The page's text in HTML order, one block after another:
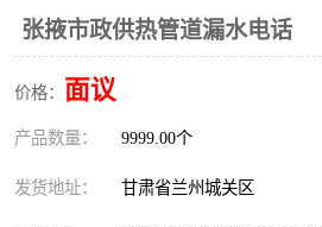
张掖市政供热管道漏水电话
价格： 面议
产品数量： 9999.00个
发货地址： 甘肃省兰州城关区